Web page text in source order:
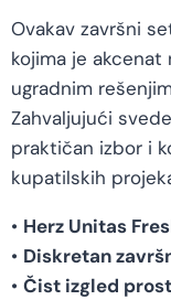
Ovakav završni
kojima je akcenat
ugradnim
Zahvaljujući
praktičan izbor i
kupatilskih
• Herz Unitas
• Diskretan
• Čist izgled